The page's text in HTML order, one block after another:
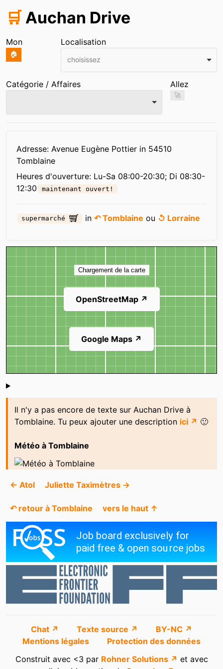
🛒 Auchan Drive
Mon
🏠
Localisation
choisissez
Catégorie / Affaires Allez
🚀
Adresse: Avenue Eugène Pottier in 54510
Tomblaine
Heures d'ouverture: Lu-Sa 08:00-20:30; Di 08:30-
12:30
maintenant ouvert!
supermarché in↶ Tomblaine ou ↺ Lorraine
Carte
Chargement de la carte
OpenStreetMap ↗
Google Maps ↗
Shoutbox
Il n'y a pas encore de texte sur Auchan Drive à
Tomblaine. Tu peux ajouter une description ici ↗ 🙂
Météo à Tomblaine
← Atol Juliette Taximètres →
↶ retour à Tomblaine vers le haut ↑
Chat ↗ Texte source ↗
BY-NC ↗
Mentions légales
Protection des données
Construit avec <3 par Rohner Solutions ↗ et avec